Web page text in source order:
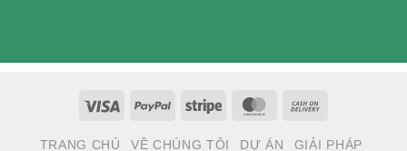
Visa PayPal Stripe MasterCard
TRANG CHỦ VỀ CHÚNG TÔI DỰ ÁN GIẢI PHÁP